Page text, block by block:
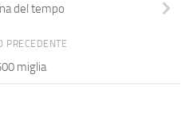
del tempo
PRECEDENTE
miglia